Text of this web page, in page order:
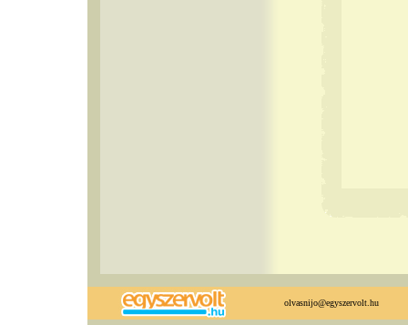
olvasnijo@egyszervolt.hu